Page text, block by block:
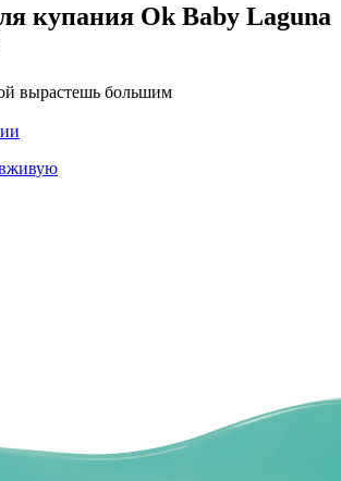
купания Ok Baby Laguna
вырастешь большим